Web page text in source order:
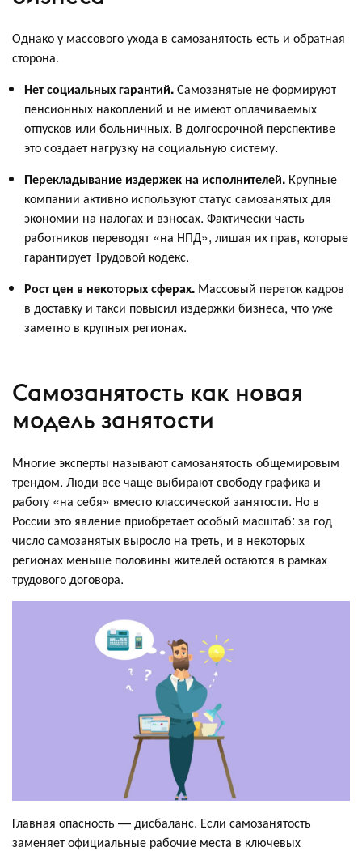
Однако у массового ухода в самозанятость есть и обратная
сторона.
Нет социальных гарантий.Самозанятые не формируют
пенсионных накоплений и не имеют оплачиваемых
отпусков или больничных. В долгосрочной перспективе
это создает нагрузку на социальную систему.
Перекладывание издержек на исполнителей. Крупные
компании активно используют статус самозанятых для
экономии на налогах и взносах. Фактически часть
работников переводят «на НПД», лишая их прав, которые
гарантирует Трудовой кодекс.
Рост цен в некоторых сферах. Массовый переток кадров
в доставку и такси повысил издержки бизнеса, что уже
заметно в крупных регионах.
Самозанятость как новая
модель занятости
Многие эксперты называют самозанятость общемировым
трендом. Люди все чаще выбирают свободу графика и
работу «на себя» вместо классической занятости. Но в
России это явление приобретает особый масштаб: за год
число самозанятых выросло на треть, и в некоторых
регионах меньше половины жителей остаются в рамках
трудового договора.
Главная опасность — дисбаланс. Если самозанятость
заменяет официальные рабочие места в ключевых